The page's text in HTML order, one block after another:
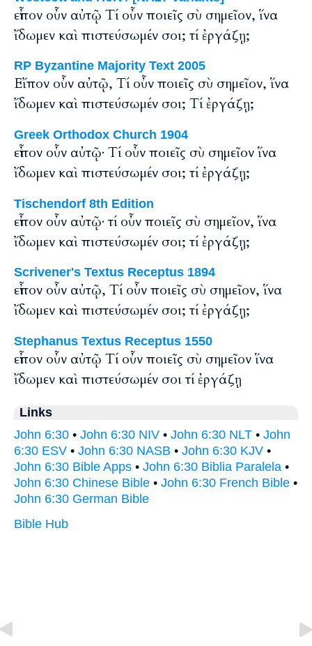
εἶπον οὖν αὐτῷ Τί οὖν ποιεῖς σὺ σημεῖον, ἵνα
ἴδωμεν καὶ πιστεύσωμέν σοι; τί ἐργάζῃ;
RP Byzantine Majority Text 2005
Εἴπον οὖν αὐτῷ, Tί οὖν ποιεῖς σὺ σημεῖον, ἵνα
ἴδωμεν καὶ πιστεύσωμέν σοι; Tί ἐργάζῃ;
Greek Orthodox Church 1904
εἶπον οὖν αὐτῷ· Τί οὖν ποιεῖς σὺ σημεῖον ἵνα
ἴδωμεν καὶ πιστεύσωμέν σοι; τί ἐργάζῃ;
Tischendorf 8th Edition
εἶπον οὖν αὐτῷ· τί οὖν ποιεῖς σὺ σημεῖον, ἵνα
ἴδωμεν καὶ πιστεύσωμέν σοι; τί ἐργάζῃ;
Scrivener's Textus Receptus 1894
εἶπον οὖν αὐτῷ, Τί οὖν ποιεῖς σὺ σημεῖον, ἵνα
ἴδωμεν καὶ πιστεύσωμέν σοι; τί ἐργάζῃ;
Stephanus Textus Receptus 1550
εἶπον οὖν αὐτῷ Τί οὖν ποιεῖς σὺ σημεῖον ἵνα
ἴδωμεν καὶ πιστεύσωμέν σοι τί ἐργάζῃ
Links
John 6:30 • John 6:30 NIV • John 6:30 NLT • John
6:30 ESV • John 6:30 NASB • John 6:30 KJV •
John 6:30 Bible Apps • John 6:30 Biblia Paralela •
John 6:30 Chinese Bible • John 6:30 French Bible •
John 6:30 German Bible
Bible Hub